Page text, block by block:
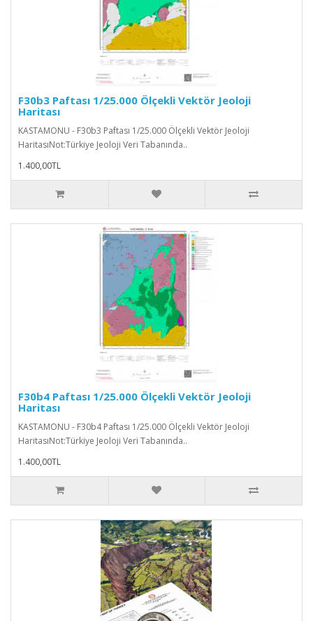
F30b3 Paftası 1/25.000 Ölçekli Vektör Jeoloji
Haritası
KASTAMONU - F30b3 Paftası 1/25.000 Ölçekli Vektör Jeoloji
HaritasıNot:Türkiye Jeoloji Veri Tabanında..
1.400,00TL
F30b4 Paftası 1/25.000 Ölçekli Vektör Jeoloji
Haritası
KASTAMONU - F30b4 Paftası 1/25.000 Ölçekli Vektör Jeoloji
HaritasıNot:Türkiye Jeoloji Veri Tabanında..
1.400,00TL